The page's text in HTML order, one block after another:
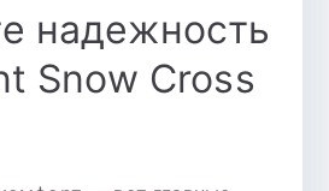
надежность
Snow Cross